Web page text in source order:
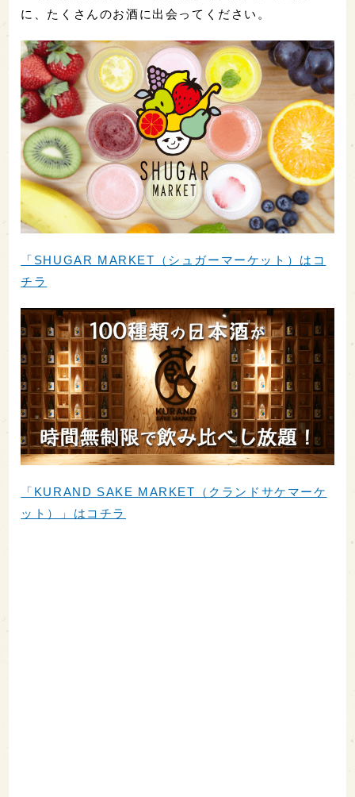
に、たくさんのお酒に出会ってください。
「SHUGAR MARKET（シュガーマーケット）はコ
チラ
「KURAND SAKE MARKET（クランドサケマーケ
ット）」はコチラ